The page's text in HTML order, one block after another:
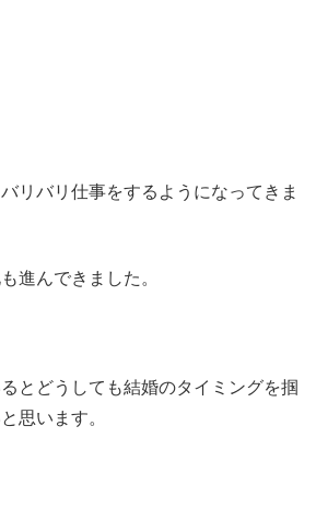
リバリ仕事をするようになってきま
進んできました。
とどうしても結婚のタイミングを掴
思います。